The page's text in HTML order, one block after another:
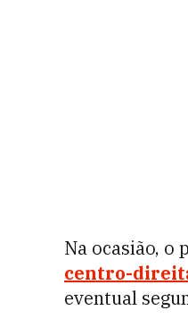
Na ocasião, o
centro-
eventual